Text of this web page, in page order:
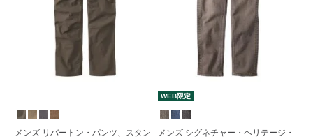
メンズ リバートン・パンツ、スタン
WEB限定
メンズ シグネチャー・ヘリテージ・